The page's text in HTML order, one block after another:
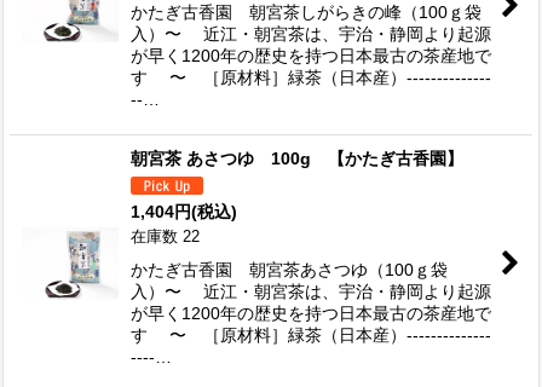
かたぎ古香園 朝宮茶しがらきの峰（100ｇ袋
入）〜 近江・朝宮茶は、宇治・静岡より起源
が早く1200年の歴史を持つ日本最古の茶産地で
す 〜 ［原材料］緑茶（日本産）--------------
--…
朝宮茶 あさつゆ 100g 【かたぎ古香園】
1,404円(税込)
在庫数 22
かたぎ古香園 朝宮茶あさつゆ（100ｇ袋
入）〜 近江・朝宮茶は、宇治・静岡より起源
が早く1200年の歴史を持つ日本最古の茶産地で
す 〜 ［原材料］緑茶（日本産）--------------
----…